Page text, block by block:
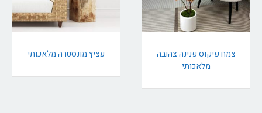
צמח פיקוס פנינה צהובה
מלאכותי
עציץ מונסטרה מלאכותי